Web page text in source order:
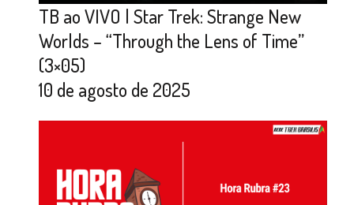
TB ao VIVO | Star Trek: Strange New
Worlds – “Through the Lens of Time”
(3×05)
10 de agosto de 2025